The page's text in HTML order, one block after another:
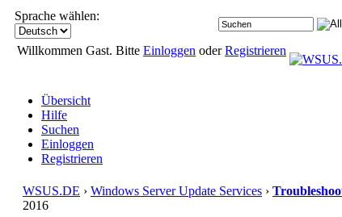
Sprache wählen:
Willkommen Gast. Bitte Einloggen oderRegistrieren
Übersicht
Hilfe
Suchen
Einloggen
Registrieren
WSUS.DE › Windows Server Update Services ›
2016